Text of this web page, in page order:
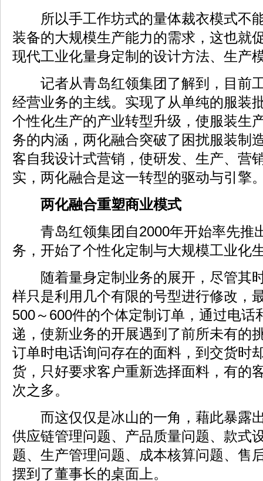
所以手工作坊式的量体裁衣模式不
装备的大规模生产能力的需求，这也就
现代工业化量身定制的设计方法、生产
记者从青岛红领集团了解到，目前
经营业务的主线。实现了从单纯的服装
个性化生产的产业转型升级，使服装生
务的内涵，两化融合突破了困扰服装制
客自我设计式营销，使研发、生产、营
实，两化融合是这一转型的驱动与引擎
两化融合重塑商业模式
青岛红领集团自2000年开始率先推
务，开始了个性化定制与大规模工业化
随着量身定制业务的展开，尽管其
样只是利用几个有限的号型进行修改，
500～600件的个体定制订单，通过电话
递，使新业务的开展遇到了前所未有的
订单时电话询问存在的面料，到交货时
货，只好要求客户重新选择面料，有的
次之多。
而这仅仅是冰山的一角，藉此暴露
供应链管理问题、产品质量问题、款式
题、生产管理问题、成本核算问题、售
摆到了董事长的桌面上。